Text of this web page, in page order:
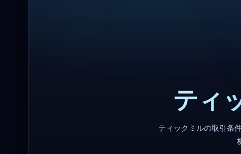
ティ
ティックミルの取引条